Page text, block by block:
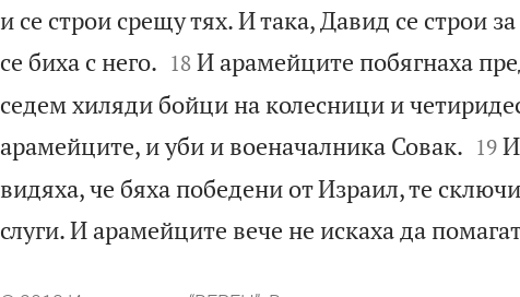
и се строи срещу тях. И така, Давид се строи
се биха с него.
18 И арамейците побягнаха
седем хиляди бойци на колесници и
арамейците, и уби и военачалника Совак.
19
видяха, че бяха победени от Израил, те
слуги. И арамейците вече не искаха да